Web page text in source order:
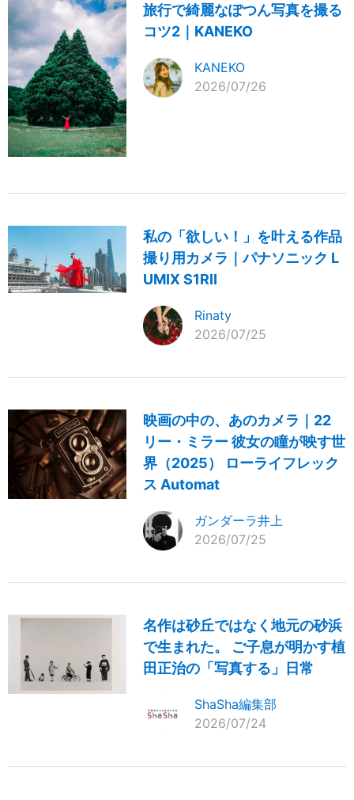
旅行で綺麗なぽつん写真を撮る
コツ2｜KANEKO
KANEKO
2026/07/26
私の「欲しい！」を叶える作品
撮り用カメラ｜パナソニック L
UMIX S1RII
Rinaty
2026/07/25
映画の中の、あのカメラ｜22
リー・ミラー 彼女の瞳が映す世
界（2025） ローライフレック
ス Automat
ガンダーラ井上
2026/07/25
名作は砂丘ではなく地元の砂浜
で生まれた。 ご子息が明かす植
田正治の「写真する」日常
ShaSha編集部
2026/07/24